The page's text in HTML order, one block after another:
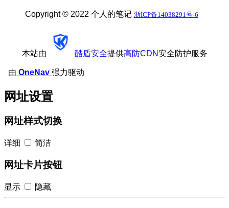
Copyright © 2022 个人的笔记 浙ICP备14038291号-6
本站由 酷盾安全提供高防CDN安全防护服务
由 OneNav 强力驱动
网址设置
网址样式切换
详细 简洁
网址卡片按钮
显示 隐藏